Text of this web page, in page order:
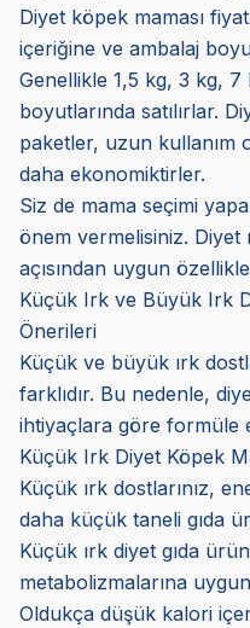
Diyet köpek maması
içeriğine ve ambalaj
Genellikle 1,5 kg, 3 kg, 7
boyutlarında satılırlar.
paketler, uzun kullanım
daha ekonomiktirler.
Siz de mama seçimi
önem vermelisiniz. Diyet
açısından uygun
Küçük Irk ve Büyük Irk
Önerileri
Küçük ve büyük ırk
farklıdır. Bu nedenle,
ihtiyaçlara göre formüle
Küçük Irk Diyet Köpek
Küçük ırk dostlarınız,
daha küçük taneli gıda
Küçük ırk diyet gıda
metabolizmalarına
Oldukça düşük kalori